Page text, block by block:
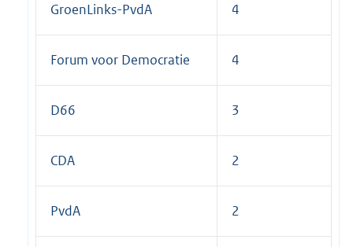
GroenLinks-PvdA 4
Forum voor Democratie 4
D66 3
CDA 2
PvdA 2